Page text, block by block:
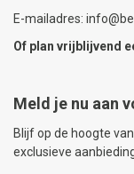
E-mailadres:
Of plan vrijblijvend
Meld je nu aan
Blijf op de hoogte
exclusieve